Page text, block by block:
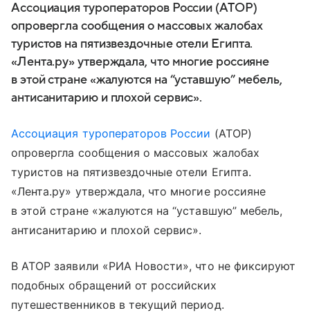
Ассоциация туроператоров России (АТОР)
опровергла сообщения о массовых жалобах
туристов на пятизвездочные отели Египта.
«Лента.ру» утверждала, что многие россияне
в этой стране «жалуются на “уставшую” мебель,
антисанитарию и плохой сервис».
Ассоциация туроператоров России (АТОР)
опровергла сообщения о массовых жалобах
туристов на пятизвездочные отели Египта.
«Лента.ру» утверждала, что многие россияне
в этой стране «жалуются на “уставшую” мебель,
антисанитарию и плохой сервис».
В АТОР заявили «РИА Новости», что не фиксируют
подобных обращений от российских
путешественников в текущий период.